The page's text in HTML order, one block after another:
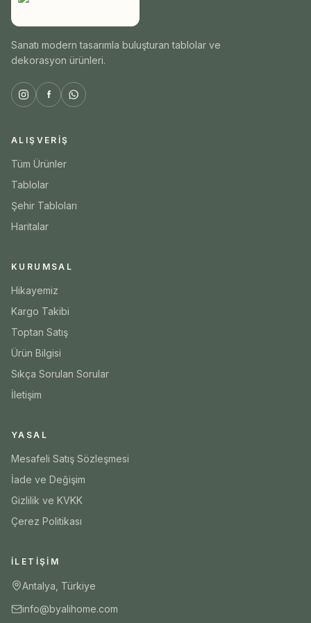
Sanatı modern tasarımla buluşturan tablolar ve
dekorasyon ürünleri.
ALIŞVERIŞ
Tüm Ürünler
Tablolar
Şehir Tabloları
Haritalar
KURUMSAL
Hikayemiz
Kargo Takibi
Toptan Satış
Ürün Bilgisi
Sıkça Sorulan Sorular
İletişim
YASAL
Mesafeli Satış Sözleşmesi
İade ve Değişim
Gizlilik ve KVKK
Çerez Politikası
İLETIŞIM
Antalya, Türkiye
info@byalihome.com